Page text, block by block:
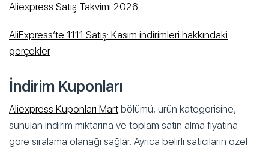
Aliexpress Satış Takvimi 2026
AliExpress’te 11.11 Satış: Kasım indirimleri hakkındaki
gerçekler
İndirim Kuponları
Aliexpress Kuponları Mart bölümü, ürün kategorisine,
sunulan indirim miktarına ve toplam satın alma fiyatına
göre sıralama olanağı sağlar. Ayrıca belirli satıcıların özel